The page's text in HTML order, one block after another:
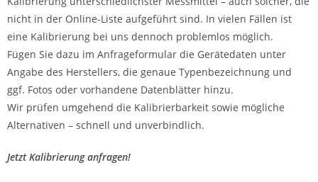
nicht in der Online-Liste aufgeführt sind. In vielen Fällen ist
eine Kalibrierung bei uns dennoch problemlos möglich.
Fügen Sie dazu im Anfrageformular die Gerätedaten unter
Angabe des Herstellers, die genaue Typenbezeichnung und
ggf. Fotos oder vorhandene Datenblätter hinzu.
Wir prüfen umgehend die Kalibrierbarkeit sowie mögliche
Alternativen – schnell und unverbindlich.
Jetzt Kalibrierung anfragen!